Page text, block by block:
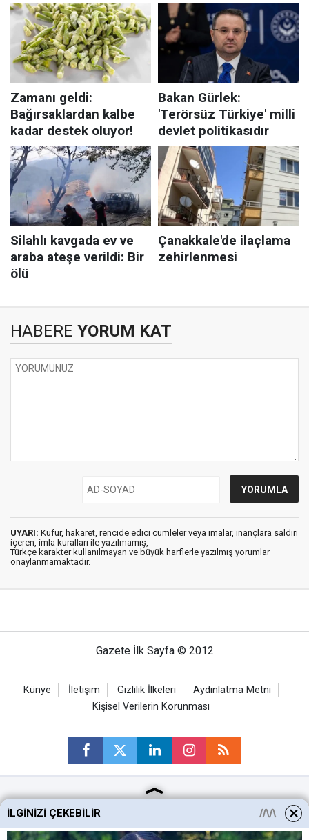
HABERE YORUM KAT
UYARI: Küfür, hakaret, rencide edici cümleler veya imalar, inançlara saldırı
içeren, imla kuralları ile yazılmamış,
Türkçe karakter kullanılmayan ve büyük harflerle yazılmış yorumlar
onaylanmamaktadır.
Gazete İlk Sayfa © 2012
Künye İletişim Gizlilik İlkeleri
Aydınlatma Metni
Kişisel Verilerin Korunması
Ankara Haberleri
Keçiören Haberleri
İLGINIZI ÇEKEBILIR